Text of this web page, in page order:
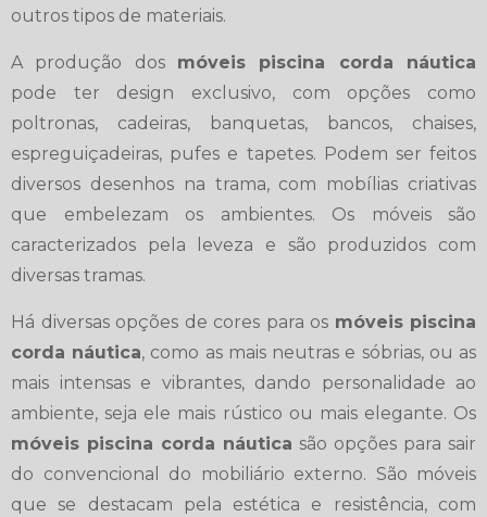
outros tipos de materiais.
A produção dos móveis piscina corda náutica
pode ter design exclusivo, com opções como
poltronas, cadeiras, banquetas, bancos, chaises,
espreguiçadeiras, pufes e tapetes. Podem ser feitos
diversos desenhos na trama, com mobílias criativas
que embelezam os ambientes. Os móveis são
caracterizados pela leveza e são produzidos com
diversas tramas.
Há diversas opções de cores para os móveis piscina
corda náutica, como as mais neutras e sóbrias, ou as
mais intensas e vibrantes, dando personalidade ao
ambiente, seja ele mais rústico ou mais elegante. Os
móveis piscina corda náutica são opções para sair
do convencional do mobiliário externo. São móveis
que se destacam pela estética e resistência, com